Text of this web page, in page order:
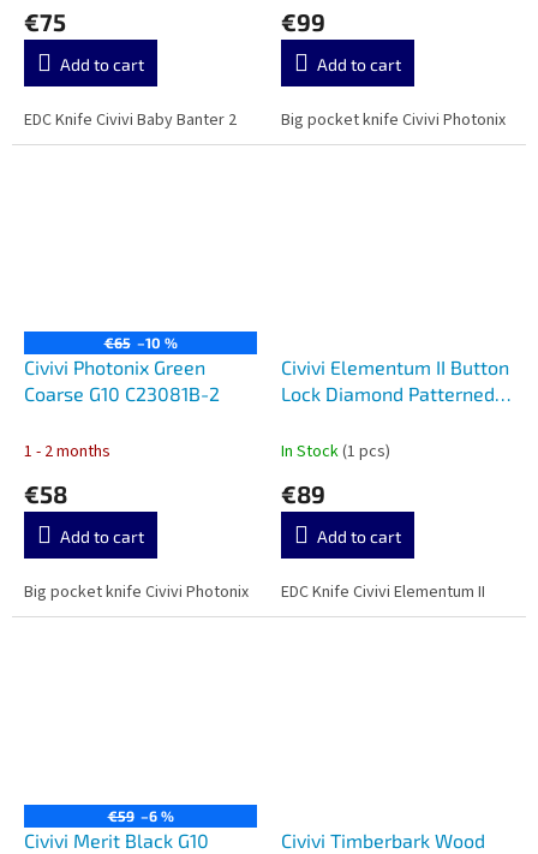
€75
Add to cart
EDC Knife Civivi Baby Banter 2
€99
Add to cart
Big pocket knife Civivi Photonix
€65 –10 %
Civivi Photonix Green
Coarse G10 C23081B-2
1 - 2 months
€58
Add to cart
Big pocket knife Civivi Photonix
Civivi Elementum II Button
Lock Diamond Patterned
C18062PD-1
In Stock(1 pcs)
€89
Add to cart
EDC Knife Civivi Elementum II
€59 –6 %
Civivi Merit Black G10
Civivi Timberbark Wood